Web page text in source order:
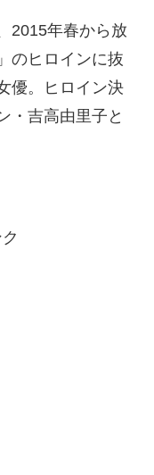
2015年春から放
のヒロインに抜
優。ヒロイン決
・吉高由里子と